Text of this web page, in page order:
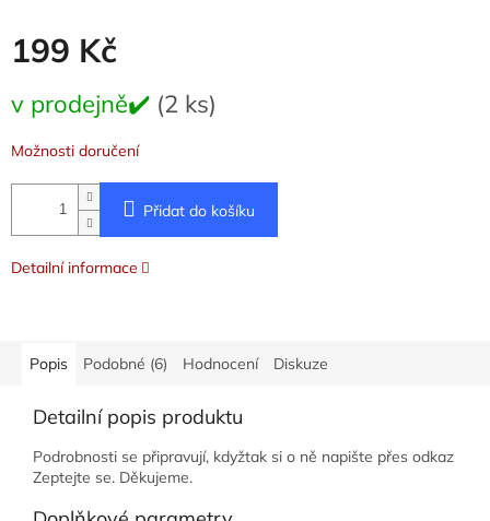
199 Kč
cena:
v prodejně✔️ (2 ks)
Možnosti doručení
Přidat do košíku
Detailní informace
Popis Podobné (6) Hodnocení Diskuze
Detailní popis produktu
Podrobnosti se připravují, kdyžtak si o ně napište přes odkaz
Zeptejte se. Děkujeme.